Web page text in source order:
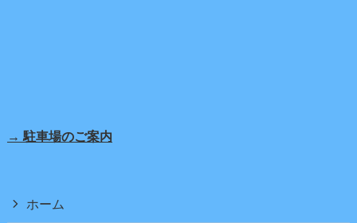
→ 駐車場のご案内
ホーム